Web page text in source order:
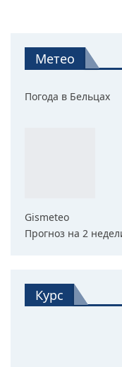
Метео
Погода в Бельцах
Gismeteo
Прогноз на 2
Курс